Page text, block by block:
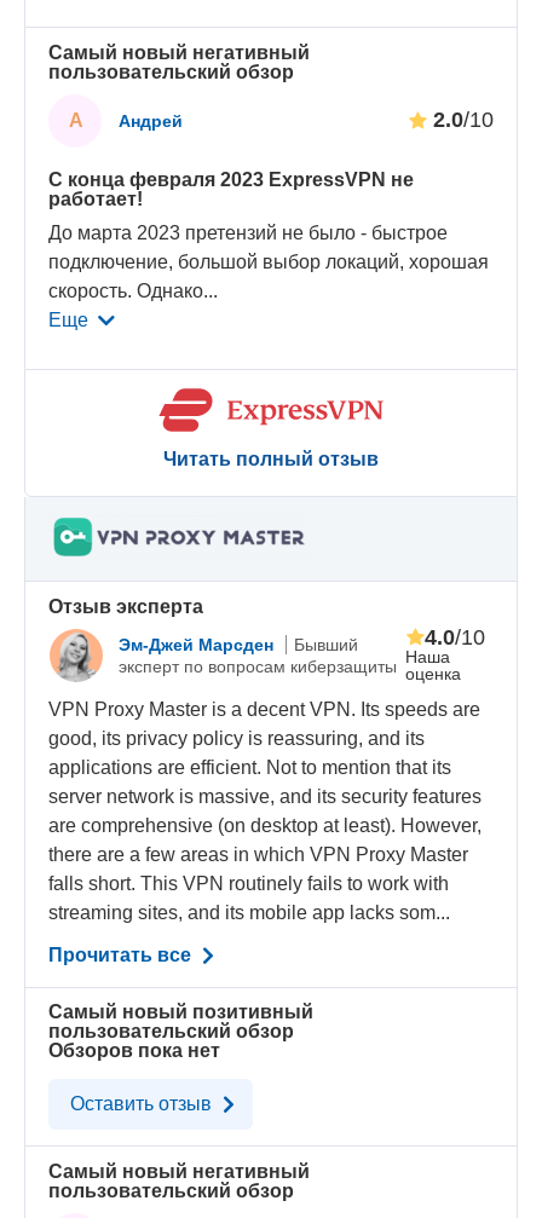
Самый новый негативный
пользовательский обзор
А Андрей 2.0/10
С конца февраля 2023 ExpressVPN не
работает!
До марта 2023 претензий не было - быстрое
подключение, большой выбор локаций, хорошая
скорость. Однако...
Еще
Читать полный отзыв
Oтзыв эксперта
Эм-Джей Марсден
Бывший
эксперт по вопросам киберзащиты
Наша
оценка
4.0/10
VPN Proxy Master is a decent VPN. Its speeds are
good, its privacy policy is reassuring, and its
applications are efficient. Not to mention that its
server network is massive, and its security features
are comprehensive (on desktop at least). However,
there are a few areas in which VPN Proxy Master
falls short. This VPN routinely fails to work with
streaming sites, and its mobile app lacks som...
Прочитать все
Самый новый позитивный
пользовательский обзор
Обзоров пока нет
Оставить отзыв
Самый новый негативный
пользовательский обзор